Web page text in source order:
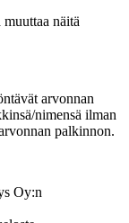
näitä
arvonnan
nimensä ilman
palkinnon.
Oy:n